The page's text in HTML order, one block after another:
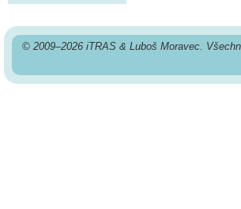
© 2009–2026 iTRAS & Luboš Moravec.